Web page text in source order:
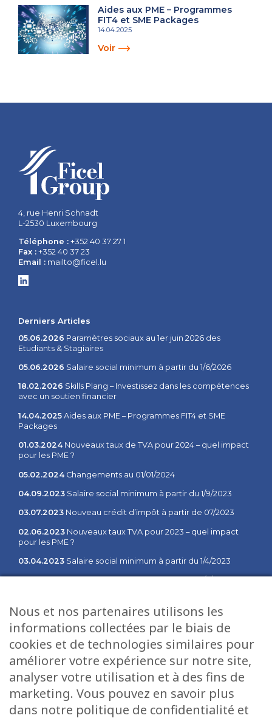
Aides aux PME – Programmes
FIT4 et SME Packages
14.04.2025
Voir
4, rue Henri Schnadt
L-2530 Luxembourg
Téléphone : +352 40 37 27 1
Fax :+352 40 37 23
Email : mailto@ficel.lu
Derniers Articles
05.06.2026 Paramètres sociaux au 1er juin 2026 des
Etudiants & Stagiaires
05.06.2026 Salaire social minimum à partir du 1/6/2026
18.02.2026 Skills Plang – Investissez dans les compétences
avec un soutien financier
14.04.2025Aides aux PME – Programmes FIT4 et SME
Packages
01.03.2024Nouveaux taux de TVA pour 2024 – quel impact
pour les PME ?
05.02.2024Changements au 01/01/2024
04.09.2023Salaire social minimum à partir du 1/9/2023
03.07.2023Nouveau crédit d’impôt à partir de 07/2023
02.06.2023Nouveaux taux TVA pour 2023 – quel impact
pour les PME ?
03.04.2023Salaire social minimum à partir du 1/4/2023
janvier 2023
Plan du site
Accueil
Direction
Offres d’emploi
Services
Fiduciaire
Informatique
Nous et nos partenaires utilisons les
informations collectées par le biais de
cookies et de technologies similaires pour
améliorer votre expérience sur notre site,
analyser votre utilisation et à des fins de
marketing. Vous pouvez en savoir plus
dans notre politique de confidentialité et